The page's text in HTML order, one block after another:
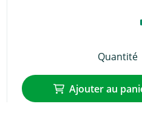
Quantité
Ajouter au